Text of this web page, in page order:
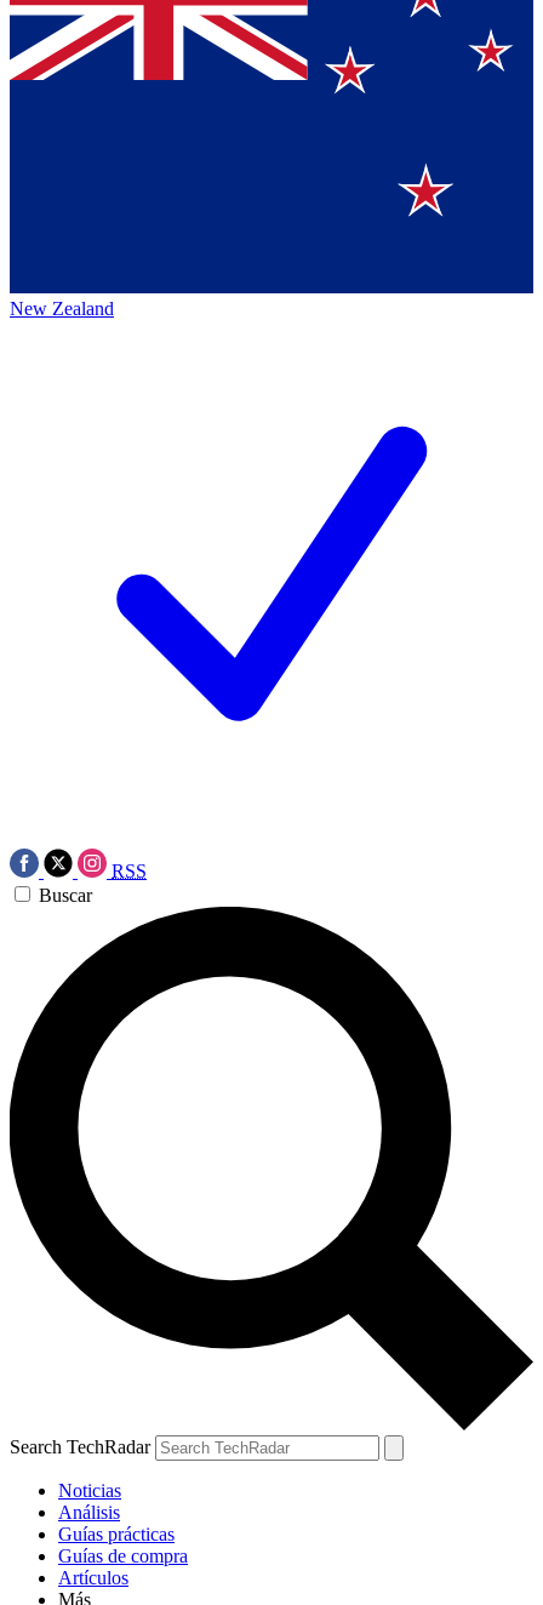
New Zealand
RSS
Buscar
Search TechRadar
Noticias
Análisis
Guías prácticas
Guías de compra
Artículos
Más